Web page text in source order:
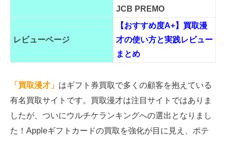
JCB PREMO
レビューページ
【おすすめ度A+】買取漫
才の使い方と実践レビュー
まとめ
「買取漫才」 はギフト券買取で多くの顧客を抱えている
有名買取サイトです。買取漫才は注目サイトではありま
したが、ついにウルチケランキングへの選出となりまし
た！Appleギフトカードの買取を強化が目に見え、ポテ